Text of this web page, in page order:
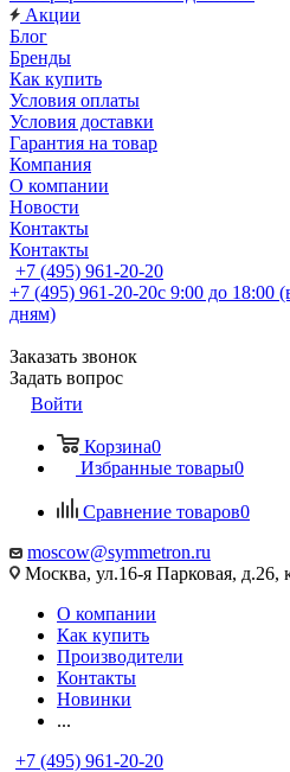
Акции
Блог
Бренды
Как купить
Условия оплаты
Условия доставки
Гарантия на товар
Компания
О компании
Новости
Контакты
Контакты
+7 (495) 961-20-20
+7 (495) 961-20-20с 9:00 до 18:00
дням)
Заказать звонок
Задать вопрос
Войти
Корзина0
Избранные товары0
Сравнение товаров0
moscow@symmetron.ru
Москва, ул.16-я Парковая, д.26,
О компании
Как купить
Производители
Контакты
Новинки
...
+7 (495) 961-20-20